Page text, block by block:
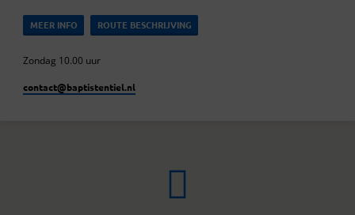
MEER INFO ROUTE BESCHRIJVING
Zondag 10.00 uur
contact​@baptistentiel.nl